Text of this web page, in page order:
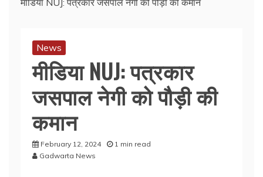
News
मीडिया NUJ: पत्रकार
जसपाल नेगी को पौड़ी की
कमान
February 12, 2024
1 min read
Gadwarta News